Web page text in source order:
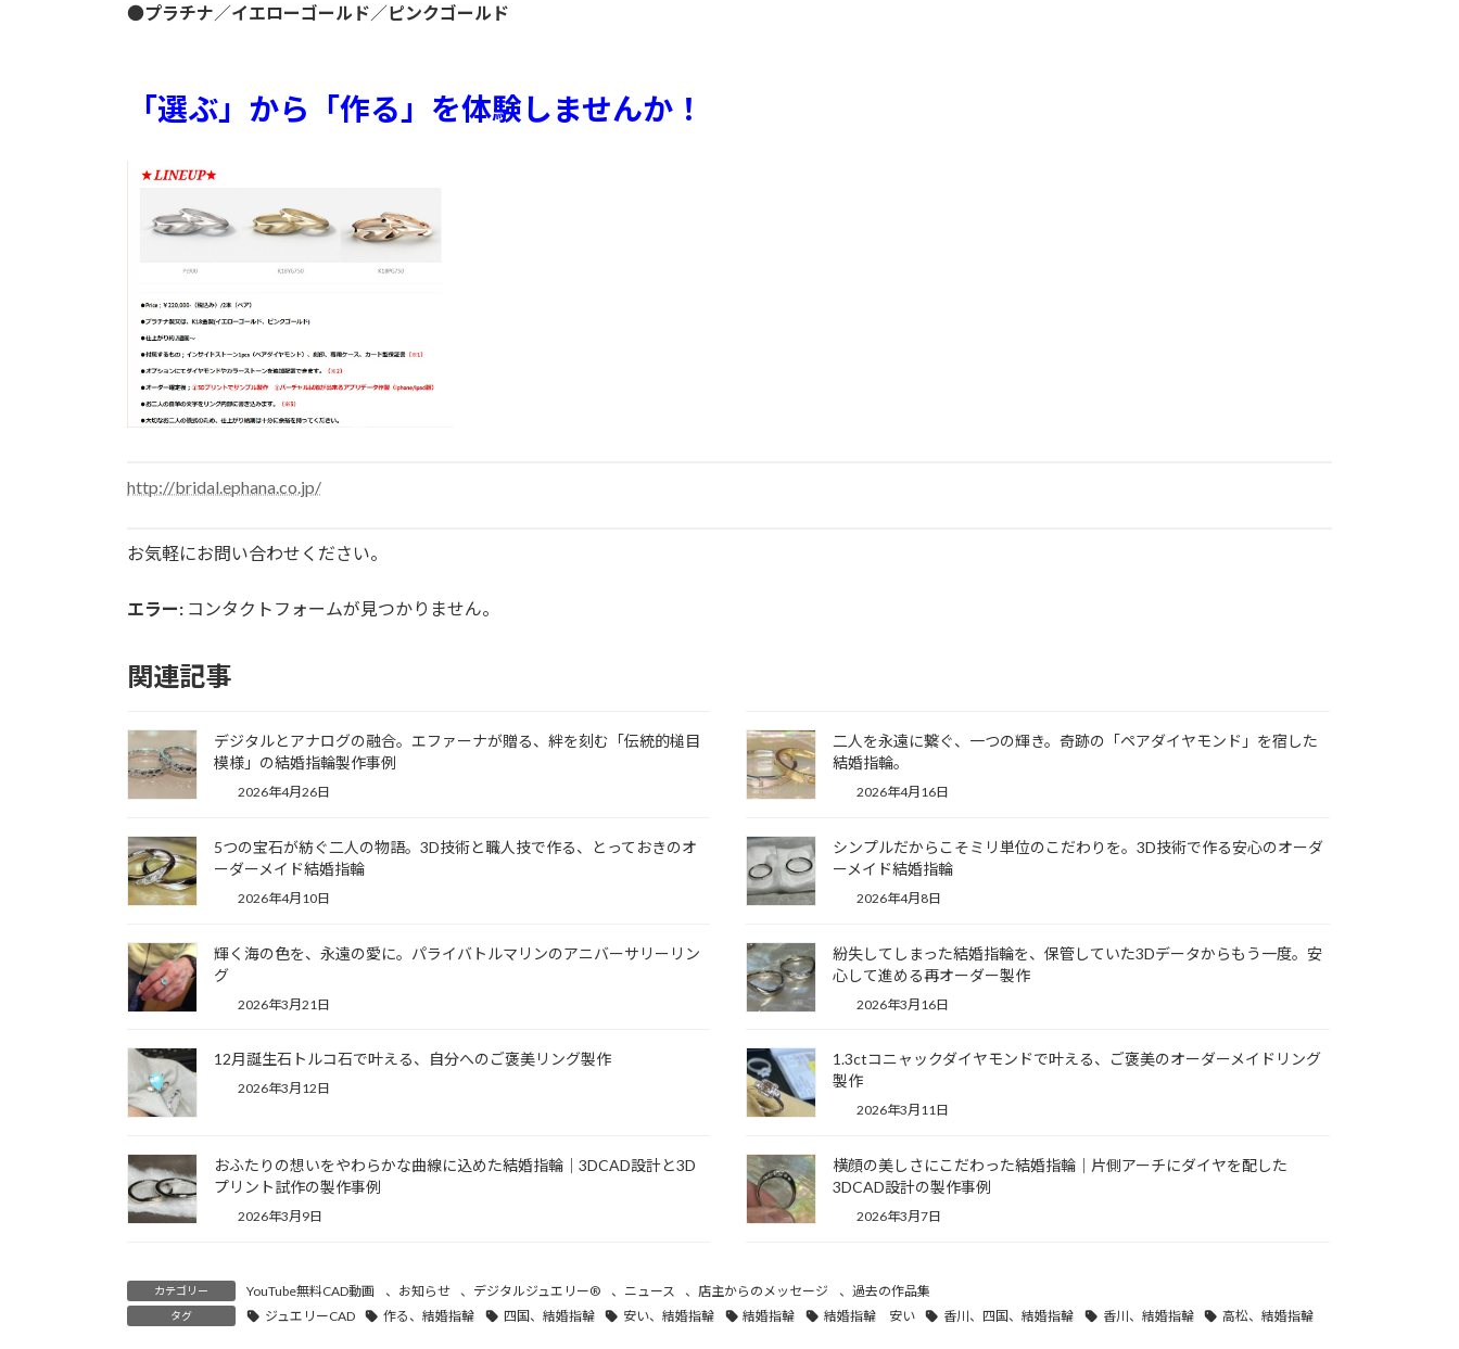
●プラチナ ／イエローゴールド ／ピンクゴールド
「選ぶ」から「作る」を体験しませんか！
http://bridal.ephana.co.jp/
お気軽にお問い合わせください。
エラー: コンタクトフォームが見つかりません。
関連記事
デジタルとアナログの融合。エファーナが贈る、絆を刻む「伝統的槌目
模様」の結婚指輪製作事例
2026年4月26日
二人を永遠に繋ぐ、一つの輝き。奇跡の「ペアダイヤモンド」を宿した
結婚指輪。
2026年4月16日
5つの宝石が紡ぐ二人の物語。3D技術と職人技で作る、とっておきのオ
ーダーメイド結婚指輪
2026年4月10日
シンプルだからこそミリ単位のこだわりを。3D技術で作る安心のオーダ
ーメイド結婚指輪
2026年4月8日
輝く海の色を、永遠の愛に。パライバトルマリンのアニバーサリーリン
グ
2026年3月21日
紛失してしまった結婚指輪を、保管していた3Dデータからもう一度。安
心して進める再オーダー製作
2026年3月16日
12月誕生石トルコ石で叶える、自分へのご褒美リング製作
2026年3月12日
1.3ctコニャックダイヤモンドで叶える、ご褒美のオーダーメイドリング
製作
2026年3月11日
おふたりの想いをやわらかな曲線に込めた結婚指輪｜3DCAD設計と3D
プリント試作の製作事例
2026年3月9日
横顔の美しさにこだわった結婚指輪｜片側アーチにダイヤを配した
3DCAD設計の製作事例
2026年3月7日
カテゴリー YouTube無料CAD動画 、 お知らせ 、 デジタルジュエリー® 、 ニュース 、 店主からのメッセージ 、 過去の作品集
タグ ジュエリーCAD 作る、結婚指輪 四国、結婚指輪 安い、結婚指輪 結婚指輪 結婚指輪 安い 香川、四国、結婚指輪 香川、結婚指輪 高松、結婚指輪